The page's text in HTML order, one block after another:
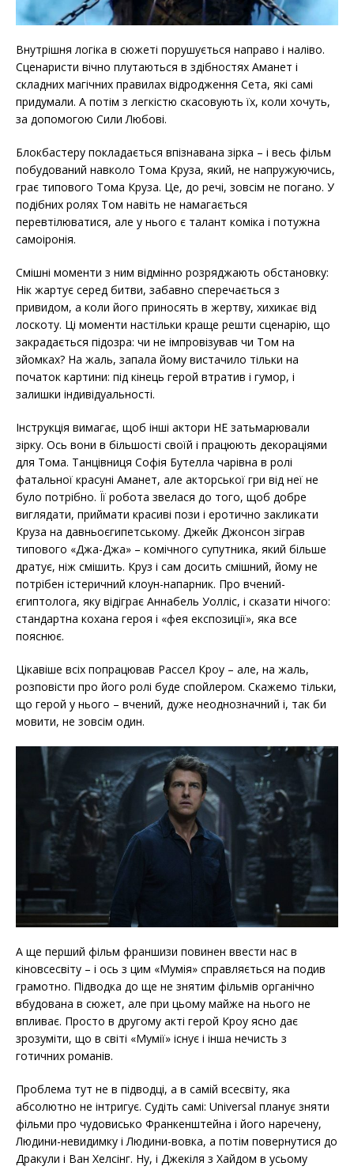
Внутрішня логіка в сюжеті порушується направо і наліво.
Сценаристи вічно плутаються в здібностях Аманет і
складних магічних правилах відродження Сета, які самі
придумали. А потім з легкістю скасовують їх, коли хочуть,
за допомогою Сили Любові.
Блокбастеру покладається впізнавана зірка – і весь фільм
побудований навколо Тома Круза, який, не напружуючись,
грає типового Тома Круза. Це, до речі, зовсім не погано. У
подібних ролях Том навіть не намагається
перевтілюватися, але у нього є талант коміка і потужна
самоіронія.
Смішні моменти з ним відмінно розряджають обстановку:
Нік жартує серед битви, забавно сперечається з
привидом, а коли його приносять в жертву, хихикає від
лоскоту. Ці моменти настільки краще решти сценарію, що
закрадається підозра: чи не імпровізував чи Том на
зйомках? На жаль, запала йому вистачило тільки на
початок картини: під кінець герой втратив і гумор, і
залишки індивідуальності.
Інструкція вимагає, щоб інші актори НЕ затьмарювали
зірку. Ось вони в більшості своїй і працюють декораціями
для Тома. Танцівниця Софія Бутелла чарівна в ролі
фатальної красуні Аманет, але акторської гри від неї не
було потрібно. Її робота звелася до того, щоб добре
виглядати, приймати красиві пози і еротично закликати
Круза на давньоєгипетському. Джейк Джонсон зіграв
типового «Джа-Джа» – комічного супутника, який більше
дратує, ніж смішить. Круз і сам досить смішний, йому не
потрібен істеричний клоун-напарник. Про вчений-
єгиптолога, яку відіграє Аннабель Уолліс, і сказати нічого:
стандартна кохана героя і «фея експозиції», яка все
пояснює.
Цікавіше всіх попрацював Рассел Кроу – але, на жаль,
розповісти про його ролі буде спойлером. Скажемо тільки,
що герой у нього – вчений, дуже неоднозначний і, так би
мовити, не зовсім один.
А ще перший фільм франшизи повинен ввести нас в
кіновсесвіту – і ось з цим «Мумія» справляється на подив
грамотно. Підводка до ще не знятим фільмів органічно
вбудована в сюжет, але при цьому майже на нього не
впливає. Просто в другому акті герой Кроу ясно дає
зрозуміти, що в світі «Мумії» існує і інша нечисть з
готичних романів.
Проблема тут не в підводці, а в самій всесвіту, яка
абсолютно не інтригує. Судіть самі: Universal планує зняти
фільми про чудовисько Франкенштейна і його наречену,
Людини-невидимку і Людини-вовка, а потім повернутися до
Дракули і Ван Хелсінг. Ну, і Джекіля з Хайдом в усьому